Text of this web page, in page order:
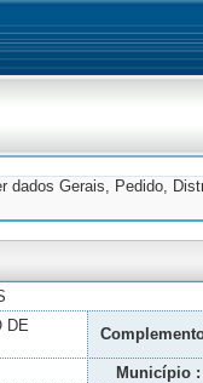
dados Gerais, Pedido,
DE
Município :